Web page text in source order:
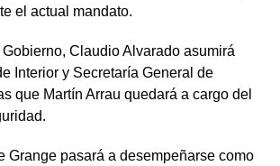
el actual mandato.
Claudio Alvarado asumirá
Interior y Secretaría General de
que Martín Arrau quedará a cargo del
Grange pasará a desempeñarse como